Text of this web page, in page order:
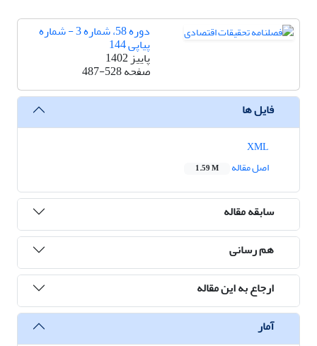
دوره 58، شماره 3 - شماره
پیاپی 144
پاییز 1402
صفحه487-528
فایل ها
اصل مقاله
1.59 M
سابقه مقاله
هم رسانی
ارجاع به این مقاله
آمار